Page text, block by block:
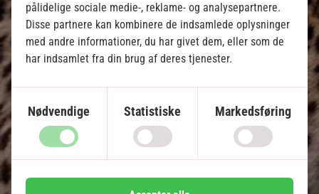
Nuevo Sol (PEN)
30 millioner
Sommertid -7 timer, vintertid -6 timer
pålidelige sociale medie-, reklame- og analysepartnere.
Disse partnere kan kombinere de indsamlede oplysninger
med andre informationer, du har givet dem, eller som de
har indsamlet fra din brug af deres tjenester.
Nødvendige Statistiske Markedsføring